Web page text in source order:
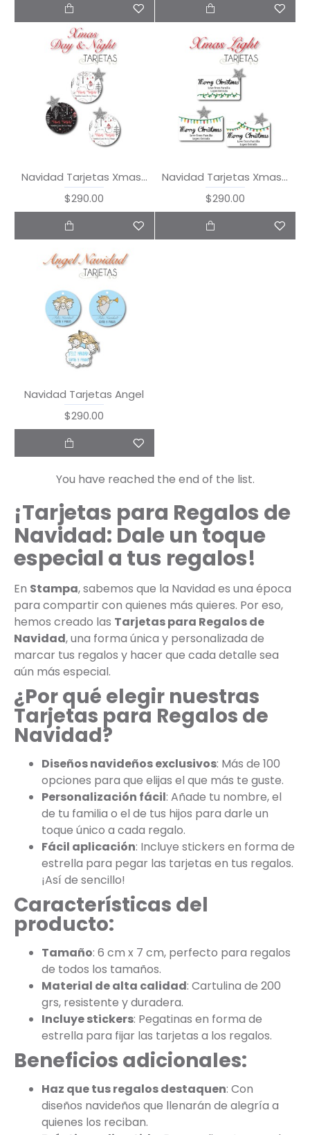
Navidad Tarjetas Xmas Day & Night
$290.00
Navidad Tarjetas Xmas Lights
$290.00
Navidad Tarjetas Angel
$290.00
You have reached the end of the list.
¡Tarjetas para Regalos de
Navidad: Dale un toque
especial a tus regalos!
En Stampa, sabemos que la Navidad es una época
para compartir con quienes más quieres. Por eso,
hemos creado las Tarjetas para Regalos de
Navidad, una forma única y personalizada de
marcar tus regalos y hacer que cada detalle sea
aún más especial.
¿Por qué elegir nuestras
Tarjetas para Regalos de
Navidad?
Diseños navideños exclusivos: Más de 100
opciones para que elijas el que más te guste.
Personalización fácil: Añade tu nombre, el
de tu familia o el de tus hijos para darle un
toque único a cada regalo.
Fácil aplicación: Incluye stickers en forma de
estrella para pegar las tarjetas en tus regalos.
¡Así de sencillo!
Características del
producto:
Tamaño: 6 cm x 7 cm, perfecto para regalos
de todos los tamaños.
Material de alta calidad: Cartulina de 200
grs, resistente y duradera.
Incluye stickers: Pegatinas en forma de
estrella para fijar las tarjetas a los regalos.
Beneficios adicionales:
Haz que tus regalos destaquen: Con
diseños navideños que llenarán de alegría a
quienes los reciban.